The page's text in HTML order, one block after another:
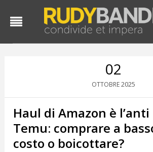
02
OTTOBRE2025
Haul di Amazon è l’anti
Temu: comprare a
costo o boicottare?